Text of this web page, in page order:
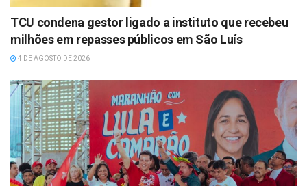
TCU condena gestor ligado a instituto que recebeu
milhões em repasses públicos em São Luís
4 DE AGOSTO DE 2026